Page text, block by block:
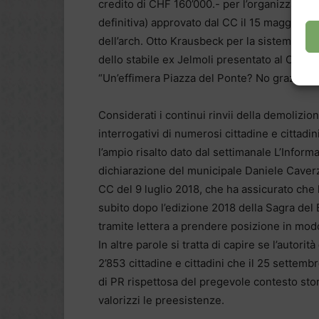
credito di CHF 160’000.- per
definitiva) approvato dal CC il 15 maggio
dell’arch. Otto Krausbeck per la
dello stabile ex Jelmoli presentato al CC
“Un’effimera Piazza del Ponte? No grazie”
Considerati i continui rinvii della
interrogativi di numerosi cittadine e
l’ampio risalto dato dal settimanale
dichiarazione del municipale Daniele
CC del 9 luglio 2018, che ha assicurato
subito dopo l’edizione 2018 della Sagra
tramite lettera a prendere posizione in
In altre parole si tratta di capire se
2’853 cittadine e cittadini che il 25
di PR rispettosa del pregevole contesto
valorizzi le preesistenze.